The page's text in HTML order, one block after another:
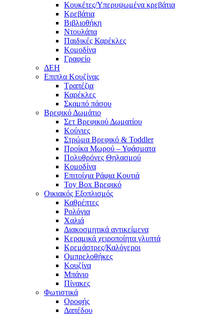
Κουκέτες/Υπερυψωμένα κρεβάτια
Κρεβάτια
Βιβλιοθήκη
Ντουλάπα
Παιδικές Καρέκλες
Κομοδίνα
Γραφείο
ΔΕΗ
Επιπλα Κουζίνας
Τραπέζια
Καρέκλες
Σκαμπό πάσου
Βρεφικό Δωμάτιο
Σετ Βρεφικού Δωματίου
Κούνιες
Στρώμα Βρεφικό & Toddler
Προίκα Μωρού – Υφάσματα
Πολυθρόνες Θηλασμού
Κομοδίνα
Επιτοίχια Ράφια Κουτιά
Toy Box Βρεφικό
Οικιακός Εξοπλισμός
Καθρέπτες
Ρολόγια
Χαλιά
Διακοσμητικά αντικείμενα
Κεραμικά χειροποίητα γλυπτά
Κρεμάστρες/Καλόγεροι
Ομπρελοθήκες
Κουζίνα
Μπάνιο
Πίνακες
Φωτιστικά
Οροφής
Δαπέδου